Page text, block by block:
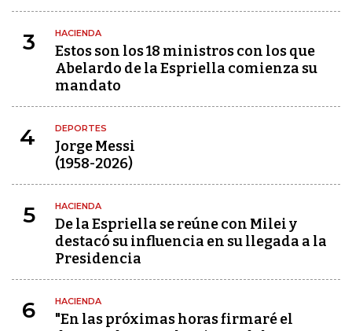
3 HACIENDA
Estos son los 18 ministros con los que
Abelardo de la Espriella comienza su
mandato
4 DEPORTES
Jorge Messi
(1958-2026)
5 HACIENDA
De la Espriella se reúne con Milei y
destacó su influencia en su llegada a la
Presidencia
6 HACIENDA
"En las próximas horas firmaré el